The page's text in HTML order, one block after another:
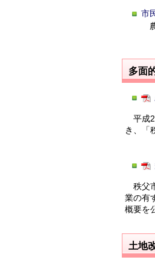
市
多面
平成
き、「
秩父
業の有
概要を
土地